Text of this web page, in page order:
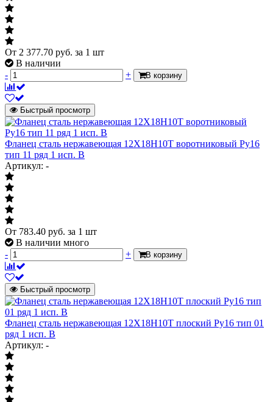
От 2 377.70 руб. за 1 шт
В наличии
-
+ В корзину
Быстрый просмотр
Фланец сталь нержавеющая 12Х18Н10Т воротниковый Ру16
тип 11 ряд 1 исп. B
Артикул: -
От 783.40 руб. за 1 шт
В наличии много
-
+ В корзину
Быстрый просмотр
Фланец сталь нержавеющая 12Х18Н10Т плоский Ру16 тип 01
ряд 1 исп. B
Артикул: -